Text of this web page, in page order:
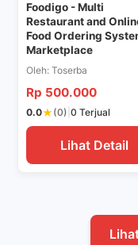
Foodigo - Multi
Restaurant and
Food Ordering
Marketplace
Oleh: Toserba
Rp 500.000
0.0★(0) |0 Terjual
Lihat Detail